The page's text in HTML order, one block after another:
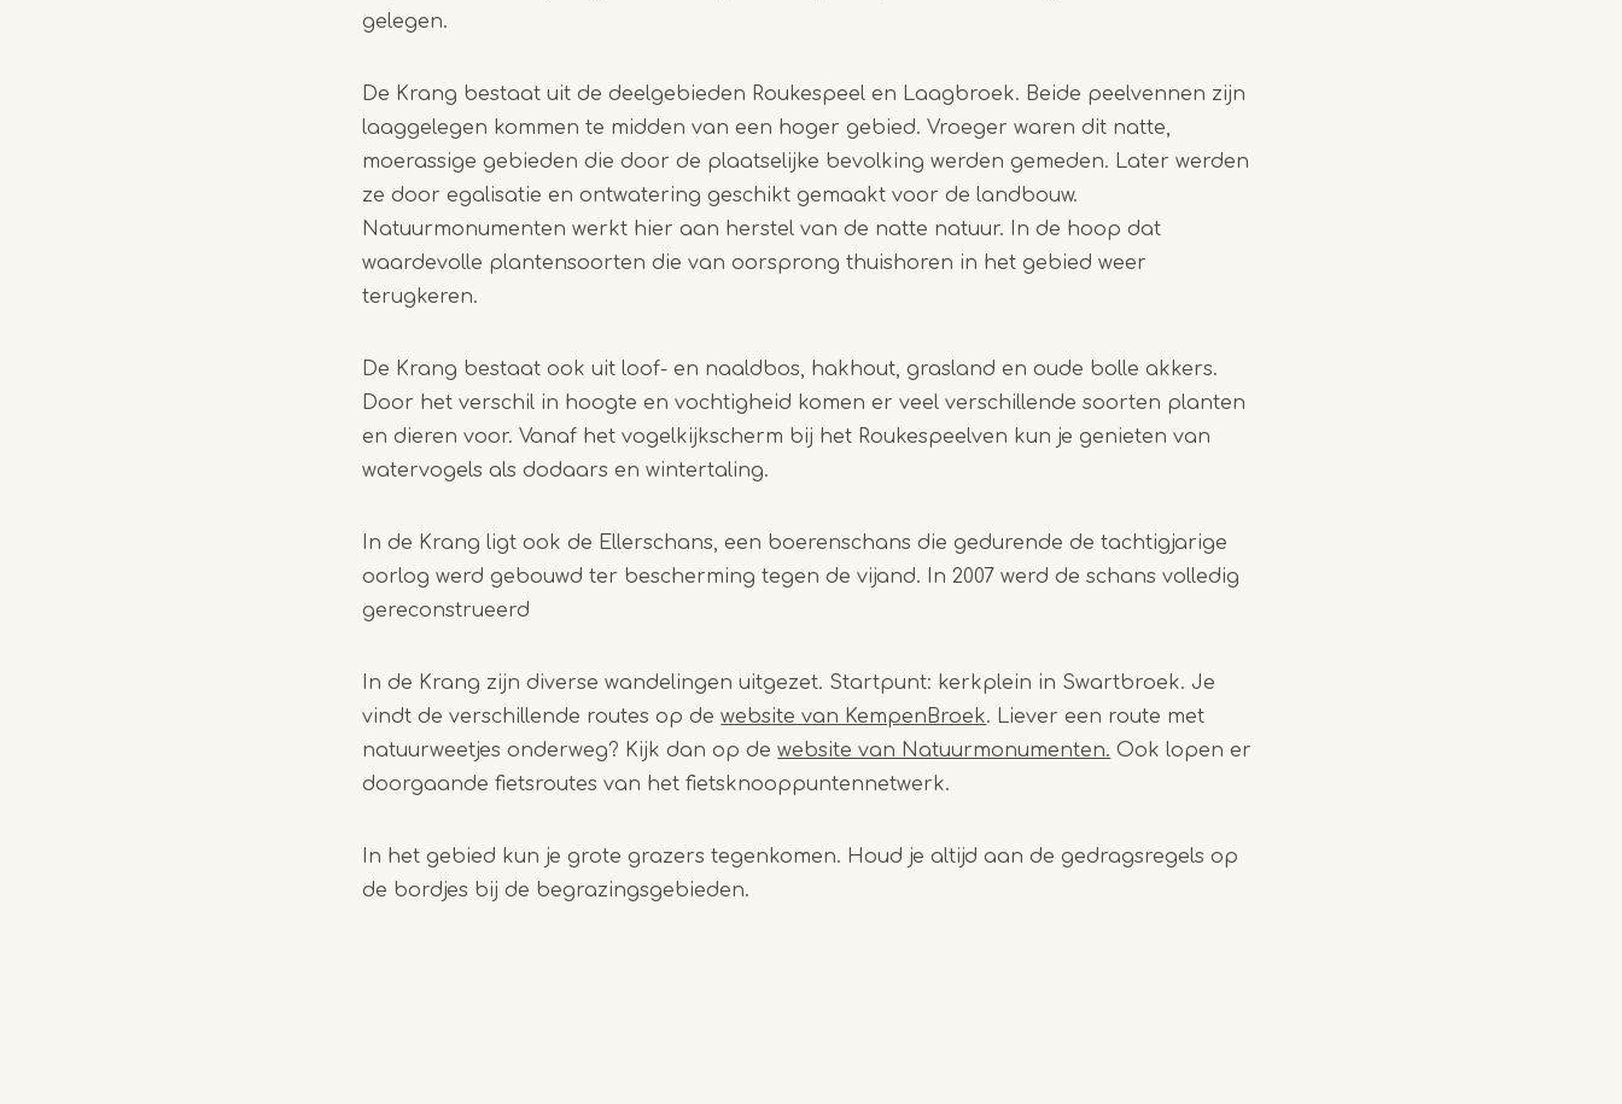
of
3
gelegen.
De Krang bestaat uit de deelgebieden Roukespeel en Laagbroek. Beide peelvennen zijn
laaggelegen kommen te midden van een hoger gebied.Vroeger waren dit natte,
moerassige gebieden die door de plaatselijke bevolking werden gemeden. Later werden
ze door egalisatie en ontwatering geschikt gemaakt voor de landbouw.
Natuurmonumenten werkt hier aan herstel van de natte natuur. In de hoop dat
waardevolle plantensoorten die van oorsprong thuishoren in het gebied weer
terugkeren.
De Krang bestaat ook uit loof- en naaldbos, hakhout, grasland en oude bolle akkers.
Door het verschil in hoogte en vochtigheid komen er veel verschillende soorten planten
en dieren voor.Vanaf het vogelkijkscherm bij het Roukespeelven kun je genieten van
watervogels als dodaars en wintertaling.
In de Krang ligt ook de Ellerschans, een boerenschans die gedurende de tachtigjarige
oorlog werd gebouwd ter bescherming tegen de vijand. In 2007 werd de schans volledig
gereconstrueerd
In de Krang zijn diverse wandelingen uitgezet. Startpunt: kerkplein in Swartbroek.Je
vindt de verschillende routes op dewebsite van KempenBroek. Liever een route met
natuurweetjes onderweg? Kijk dan op dewebsite van Natuurmonumenten. Ook lopen er
doorgaande fietsroutes van het fietsknooppuntennetwerk.
In het gebied kun je grote grazers tegenkomen. Houd je altijd aan de gedragsregels op
de bordjes bij de begrazingsgebieden.